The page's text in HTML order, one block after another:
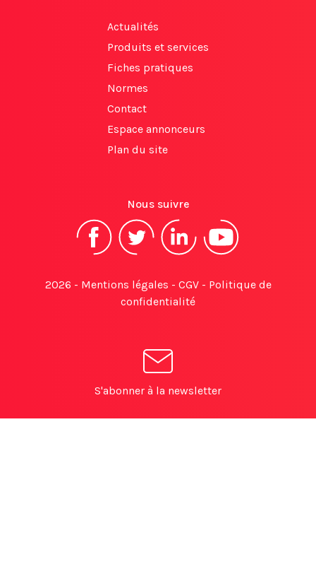
Actualités
Produits et services
Fiches pratiques
Normes
Contact
Espace annonceurs
Plan du site
Nous suivre
2026 - Mentions légales - CGV- Politique de
confidentialité
S'abonner à la newsletter